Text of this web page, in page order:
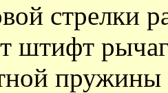
стрелки
штифт